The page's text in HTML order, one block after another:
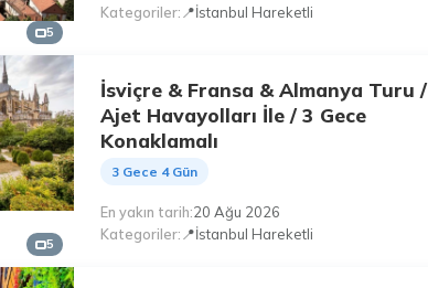
5
Kategoriler 📍İstanbul Hareketli
5
İsviçre & Fransa & Almanya Turu /
Ajet Havayolları İle / 3 Gece
Konaklamalı
3 Gece 4 Gün
En yakın tarih 20 Ağu 2026
Kategoriler 📍İstanbul Hareketli